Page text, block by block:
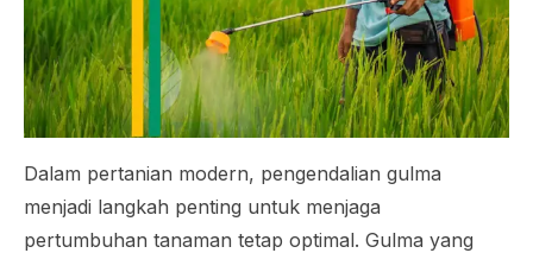
Dalam pertanian modern, pengendalian gulma
menjadi langkah penting untuk menjaga
pertumbuhan tanaman tetap optimal. Gulma yang